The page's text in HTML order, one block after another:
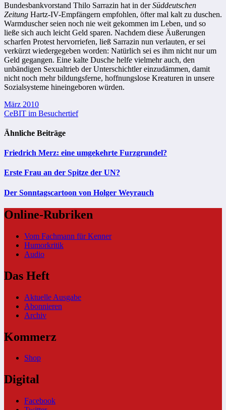
Bundesbankvorstand Thilo Sarrazin hat in derSüddeutschen
Zeitung Hartz-IV-Empfängern empfohlen, öfter mal kalt zu duschen.
Warmduscher seien noch nie weit gekommen im Leben, und so
ließe sich auch leicht Geld sparen. Nachdem diese Äußerungen
scharfen Protest hervorriefen, ließ Sarrazin nun verlauten, er sei
verkürzt wiedergegeben worden: Natürlich sei es ihm nicht nur um
Geld gegangen. Eine kalte Dusche helfe vielmehr auch, den
unbändigen Sexualtrieb der Unterschichtler einzudämmen, damit
nicht noch mehr bildungsferne, hoffnungslose Kreaturen in unsere
Sozialsysteme hineingeboren würden.
Beitragsnavigation
März 2010
CeBIT im Besuchertief
Ähnliche Beiträge
Friedrich Merz: eine umgekehrte Furzgrundel?
Erste Frau an der Spitze der UN?
Der Sonntagscartoon von Holger Weyrauch
Online-Rubriken
Vom Fachmann für Kenner
Humorkritik
Audio
Das Heft
Aktuelle Ausgabe
Abonnieren
Archiv
Kommerz
Shop
Digital
Facebook